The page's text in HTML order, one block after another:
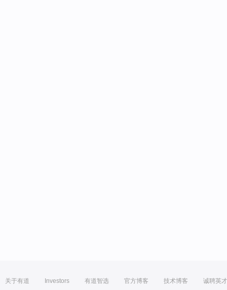
关于有道 Investors 有道智选 官方博客 技术博客 诚聘英才